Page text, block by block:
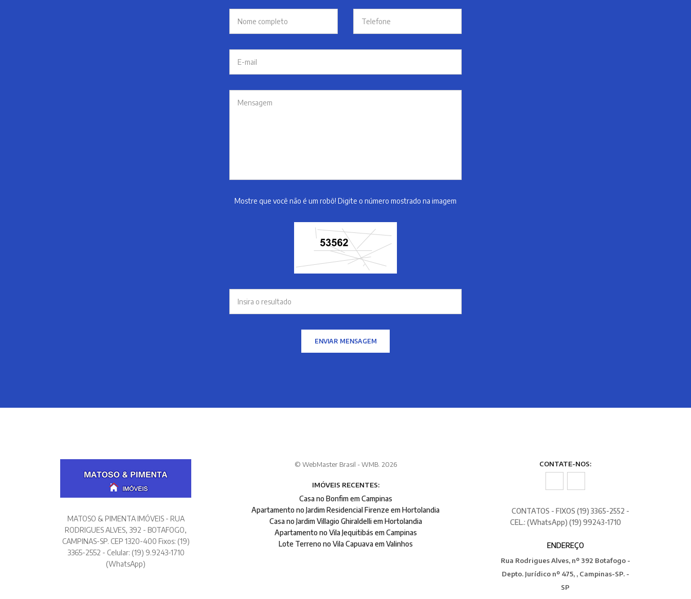
Mostre que você não é um robô! Digite o número mostrado na imagem
ENVIAR MENSAGEM
MATOSO & PIMENTA IMÓVEIS - RUA
RODRIGUES ALVES, 392 - BOTAFOGO,
CAMPINAS-SP. CEP 1320-400 Fixos: (19)
3365-2552 - Celular: (19) 9.9243-1710
(WhatsApp)
© WebMaster Brasil - WMB. 2026
IMÓVEIS RECENTES:
Casa no Bonfim em Campinas
Apartamento no Jardim Residencial Firenze em Hortolandia
Casa no Jardim Villagio Ghiraldelli em Hortolandia
Apartamento no Vila Jequitibás em Campinas
Lote Terreno no Vila Capuava em Valinhos
CONTATE-NOS:
CONTATOS - FIXOS (19) 3365-2552 -
CEL.: (WhatsApp) (19) 99243-1710
ENDEREÇO
Rua Rodrigues Alves, nº 392 Botafogo -
Depto. Jurídico nº 475, , Campinas-SP. -
SP